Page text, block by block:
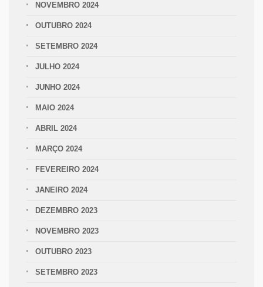
NOVEMBRO 2024
OUTUBRO 2024
SETEMBRO 2024
JULHO 2024
JUNHO 2024
MAIO 2024
ABRIL 2024
MARÇO 2024
FEVEREIRO 2024
JANEIRO 2024
DEZEMBRO 2023
NOVEMBRO 2023
OUTUBRO 2023
SETEMBRO 2023